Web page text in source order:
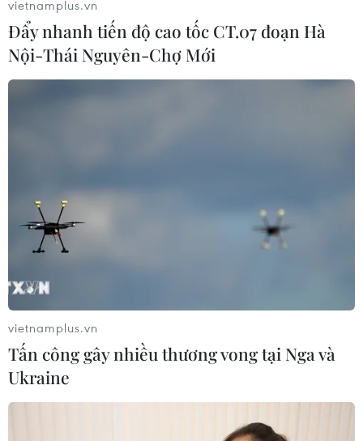
Lựa chọn nào cho HLV Jupp Heynckes khi
đại chiến Real Madrid?
23/04/2018 01:02
Jupp Heynckes chắc chắn đang lên kế hoạch kỹ lưỡng
vietnamplus.vn
Đẩy nhanh tiến độ cao tốc CT.07 đoạn Hà
Nội-Thái Nguyên-Chợ Mới
vietnamplus.vn
Tấn công gây nhiều thương vong tại Nga và
Ukraine